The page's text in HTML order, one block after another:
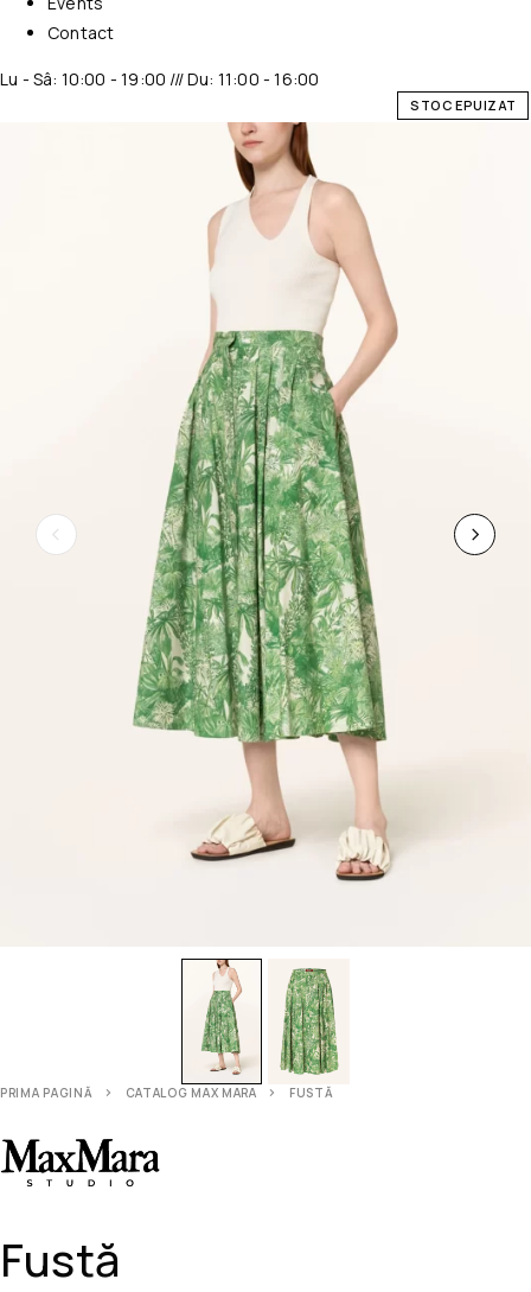
Contact
Lu - Sâ: 10:00 - 19:00 /// Du: 11:00 - 16:00
STOC EPUIZAT
PRIMA PAGINĂ CATALOG MAX MARA FUSTĂ
Fustă